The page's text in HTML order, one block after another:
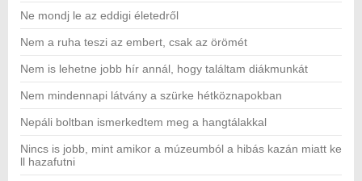
Ne mondj le az eddigi életedről
Nem a ruha teszi az embert, csak az örömét
Nem is lehetne jobb hír annál, hogy találtam diákmunkát
Nem mindennapi látvány a szürke hétköznapokban
Nepáli boltban ismerkedtem meg a hangtálakkal
Nincs is jobb, mint amikor a múzeumból a hibás kazán miatt ke
ll hazafutni